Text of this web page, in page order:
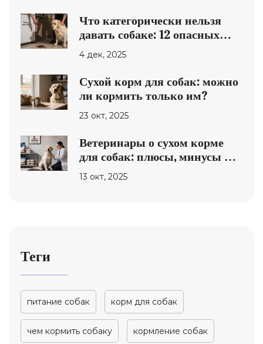
Что категорически нельзя
давать собаке: 12 опасных
продуктов, которые могут
убить
4 дек, 2025
Сухой корм для собак: можно
ли кормить только им?
23 окт, 2025
Ветеринары о сухом корме
для собак: плюсы, минусы и
как выбрать лучший вариант
13 окт, 2025
Теги
питание собак корм для собак
чем кормить собаку кормление собак